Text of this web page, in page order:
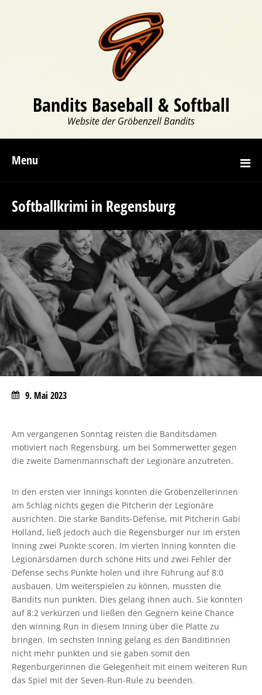
Bandits Baseball & Softball
Website der Gröbenzell Bandits
Menu
Softballkrimi in Regensburg
9. Mai 2023
Am vergangenen Sonntag reisten die Banditsdamen
motiviert nach Regensburg, um bei Sommerwetter gegen
die zweite Damenmannschaft der Legionäre anzutreten.
In den ersten vier Innings konnten die Gröbenzellerinnen
am Schlag nichts gegen die Pitcherin der Legionäre
ausrichten. Die starke Bandits-Defense, mit Pitcherin Gabi
Holland, ließ jedoch auch die Regensburger nur im ersten
Inning zwei Punkte scoren. Im vierten Inning konnten die
Legionärsdamen durch schöne Hits und zwei Fehler der
Defense sechs Punkte holen und ihre Führung auf 8:0
ausbauen. Um weiterspielen zu können, mussten die
Bandits nun punkten. Dies gelang ihnen auch. Sie konnten
auf 8:2 verkürzen und ließen den Gegnern keine Chance
den winning Run in diesem Inning über die Platte zu
bringen. Im sechsten Inning gelang es den Banditinnen
nicht mehr punkten und sie gaben somit den
Regenburgerinnen die Gelegenheit mit einem weiteren Run
das Spiel mit der Seven-Run-Rule zu beenden.